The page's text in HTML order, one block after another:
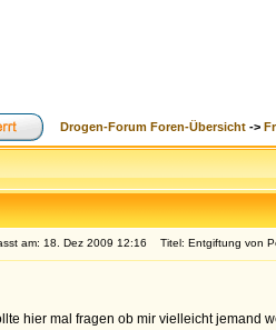
Drogen-Forum Foren-Übersicht ->
am: 18. Dez 2009 12:16 Titel: Entgiftung von
hier mal fragen ob mir vielleicht jemand